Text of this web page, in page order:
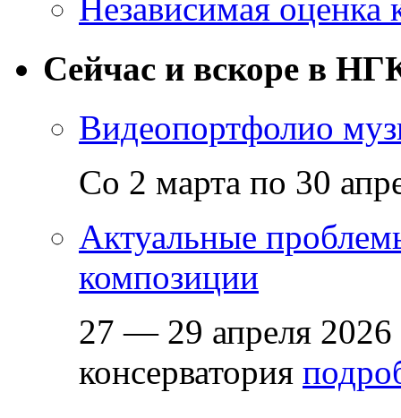
Независимая оценка
Сейчас и вскоре в
Видеопортфолио
Со 2 марта по 30
Актуальные
композиции
27 — 29 апреля 2026
консерватория